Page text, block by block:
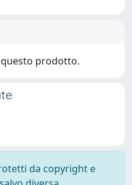
prodotto.
da copyright e